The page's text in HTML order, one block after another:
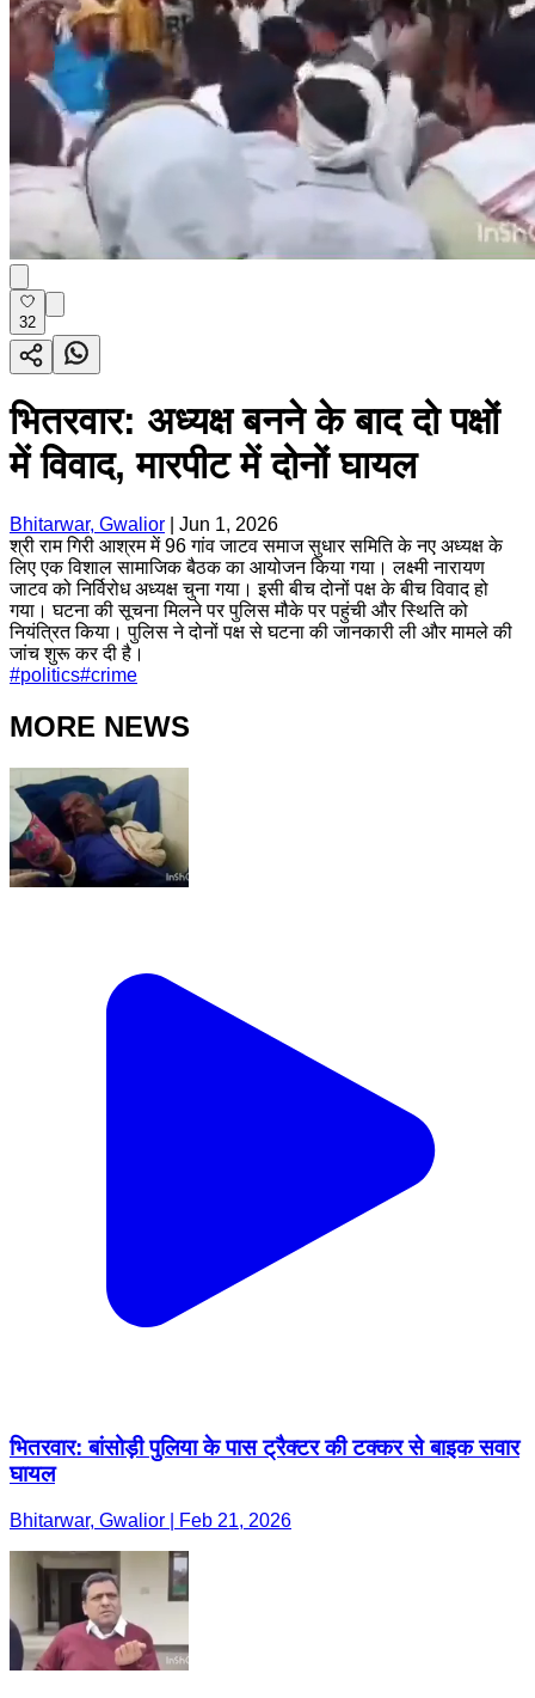
32
भितरवार: अध्यक्ष बनने के बाद दो पक्षों
में विवाद, मारपीट में दोनों घायल
Bhitarwar, Gwalior
Jun 1, 2026
श्री राम गिरी आश्रम में 96 गांव जाटव समाज सुधार समिति के नए अध्यक्ष के
लिए एक विशाल सामाजिक बैठक का आयोजन किया गया। लक्ष्मी नारायण
जाटव को निर्विरोध अध्यक्ष चुना गया। इसी बीच दोनों पक्ष के बीच विवाद हो
गया। घटना की सूचना मिलने पर पुलिस मौके पर पहुंची और स्थिति को
नियंत्रित किया। पुलिस ने दोनों पक्ष से घटना की जानकारी ली और मामले की
जांच शुरू कर दी है।
#politics#crime
MORE NEWS
भितरवार: बांसोड़ी पुलिया के पास ट्रैक्टर की टक्कर से बाइक सवार
घायल
Bhitarwar, Gwalior | Feb 21, 2026